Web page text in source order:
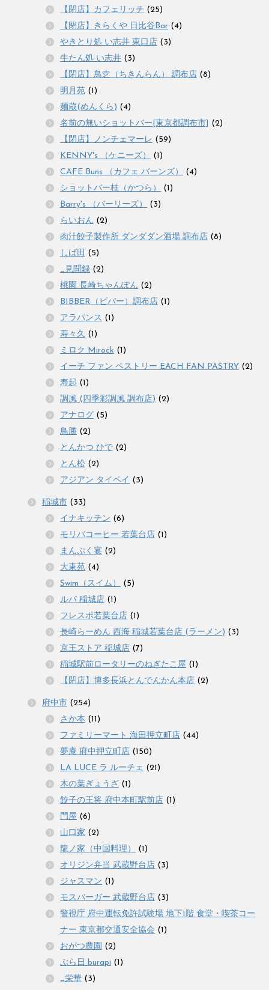
【閉店】カフェリッチ (25)
【閉店】きらくや 日比谷Bar (4)
やきとり処 い志井 東口店 (3)
牛たん処 い志井 (3)
【閉店】鳥赱（ちきんらん） 調布店 (8)
明月苑 (1)
麺蔵(めんくら) (4)
名前の無いショットバー[東京都調布市]
(2)
【閉店】ノンチェマーレ (59)
KENNY's （ケニーズ）
(1)
CAFE Buns （カフェ バーンズ）
(4)
ショットバー桂（かつら）
(1)
Barry's （バーリーズ）
(3)
らいおん (2)
肉汁餃子製作所 ダンダダン酒場 調布店 (8)
しば田 (5)
_見聞録 (2)
桃園 長崎ちゃんぽん (2)
BIBBER（ビバー）調布店 (1)
アラパンス (1)
寿々久 (1)
ミロク Mirock (1)
イーチ ファン ペストリー EACH FAN PASTRY (2)
寿起 (1)
調風 (四季彩調風 調布店) (2)
アナログ (5)
鳥勝 (2)
とんかつ ひで (2)
とん松 (2)
アジアン タイペイ (3)
稲城市 (33)
イナキッチン (6)
モリバコーヒー 若葉台店 (1)
まんぷく宴 (2)
大東苑 (4)
Swim（スイム）
(5)
ルパ 稲城店 (1)
フレスポ若葉台店 (1)
長崎らーめん 西海 稲城若葉台店 (ラーメン) (3)
京王ストア 稲城店 (7)
稲城駅前ロータリーのねぎたこ屋 (1)
【閉店】博多長浜とんでんかん本店 (2)
府中市 (254)
さか本 (11)
ファミリーマート 海田押立町店 (44)
夢庵 府中押立町店 (150)
LA LUCE ラ ルーチェ (21)
木の葉ぎょうざ (1)
餃子の王将 府中本町駅前店 (1)
門屋 (6)
山口家 (2)
龍ノ家（中国料理）
(1)
オリジン弁当 武蔵野台店 (3)
ジャスマン (1)
モスバーガー 武蔵野台店 (3)
警視庁 府中運転免許試験場 地下1階 食堂・喫茶コー
ナー 東京都交通安全協会 (1)
おがつ農園 (2)
ぶら日 burapi (1)
_栄華 (3)